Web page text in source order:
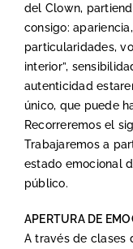
del Clown,
consigo:
particularidades,
interior”,
autenticidad
único, que puede
Recorreremos el
Trabajaremos a
estado emocional
público.
APERTURA DE
A través de clases